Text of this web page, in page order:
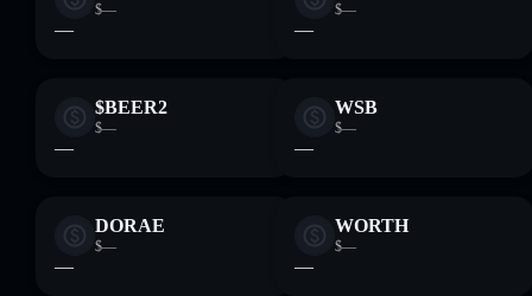
$—
—
$—
—
$BEER2
$—
—
WSB
$—
—
DORAE
$—
—
WORTH
$—
—